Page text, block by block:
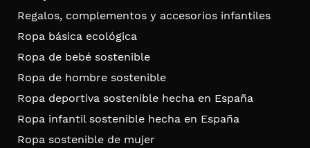
Regalos, complementos y accesorios infantiles
Ropa básica ecológica
Ropa de bebé sostenible
Ropa de hombre sostenible
Ropa deportiva sostenible hecha en España
Ropa infantil sostenible hecha en España
Ropa sostenible de mujer